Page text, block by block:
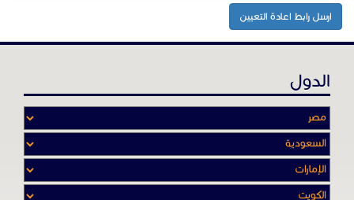
ارسل رابط اعادة التعيين
الدول